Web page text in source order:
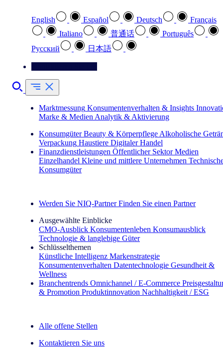
English Español Deutsch
Français
Italiano
普通话
Português
Pусский
日本語
Marktmessung Konsumentenverhalten & Insights
Marke & Medien Analytik & Aktivierung
Konsumgüter Beauty & Körperpflege Alkoholische
Verpackung Haustiere Digitaler Handel
Finanzdienstleistungen Öffentlicher Sektor Medien
Einzelhandel Kleine und mittlere Unternehmen
Konsumgüter
Werden Sie NIQ-Partner Finden Sie einen Partner
Ausgewählte Einblicke
CMO‑Ausblick Konsumentenleben Konsumausblick
Technologie & langlebige Güter
Schlüsselthemen
Künstliche Intelligenz Markenstrategie
Konsumentenverhalten Datentechnologie Gesundheit &
Wellness
Branchentrends Omnichannel / E‑Commerce
& Promotion Produktinnovation Nachhaltigkeit / ESG
Alle offene Stellen
Kontaktieren Sie uns